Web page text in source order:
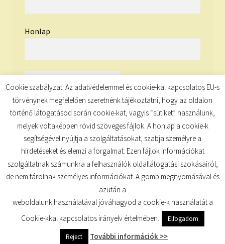
Honlap
© TUDATKULCS 2026
Cookie szabályzat: Az adatvédelemmel és cookie-kal kapcsolatos EU-s
törvénynek megfelelően szeretnénk tájékoztatni, hogy az oldalon
történő látogatásod során cookie-kat, vagyis “sütiket” használunk,
melyek voltaképpen rövid szöveges fájlok. A honlap a cookie-k
segítségével nyújtja a szolgáltatásokat, szabja személyre a
hirdetéseket és elemzi a forgalmat. Ezen fájlok információkat
szolgáltatnak számunkra a felhasználók oldallátogatási szokásairól,
de nem tárolnak személyes információkat. A gomb megnyomásával és
azután a
weboldalunk használatával jóváhagyod a cookie-k használatát a
Cookie-kkal kapcsolatos irányelv értelmében.
Elfogadom
Reject További információk >>